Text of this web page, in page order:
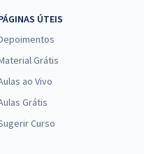
ÚTEIS
Grátis
ao Vivo
Grátis
Curso